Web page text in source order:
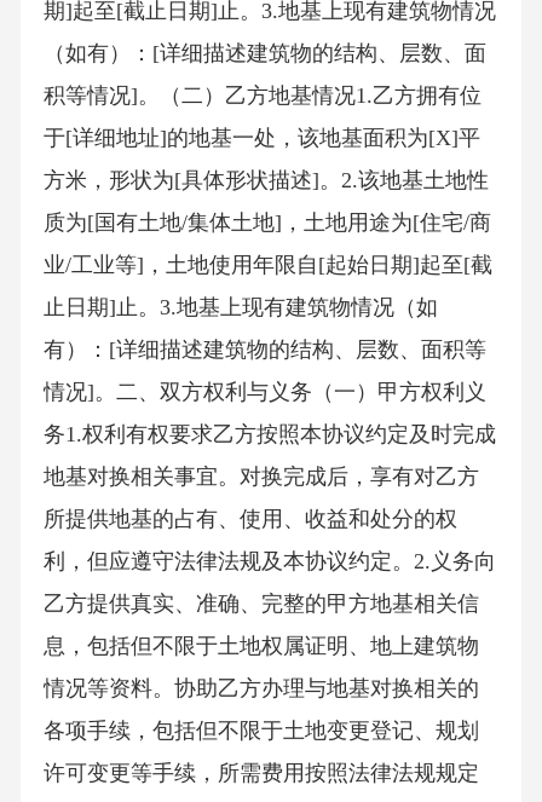
期]起至[截止日期]止。3.地基上现有建筑物情况
（如有）：[详细描述建筑物的结构、层数、面
积等情况]。（二）乙方地基情况1.乙方拥有位
于[详细地址]的地基一处，该地基面积为[X]平
方米，形状为[具体形状描述]。2.该地基土地性
质为[国有土地/集体土地]，土地用途为[住宅/商
业/工业等]，土地使用年限自[起始日期]起至[截
止日期]止。3.地基上现有建筑物情况（如
有）：[详细描述建筑物的结构、层数、面积等
情况]。二、双方权利与义务（一）甲方权利义
务1.权利有权要求乙方按照本协议约定及时完成
地基对换相关事宜。对换完成后，享有对乙方
所提供地基的占有、使用、收益和处分的权
利，但应遵守法律法规及本协议约定。2.义务向
乙方提供真实、准确、完整的甲方地基相关信
息，包括但不限于土地权属证明、地上建筑物
情况等资料。协助乙方办理与地基对换相关的
各项手续，包括但不限于土地变更登记、规划
许可变更等手续，所需费用按照法律法规规定